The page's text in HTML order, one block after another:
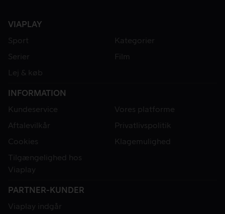
VIAPLAY
Sport
Kategorier
Serier
Film
Lej & køb
INFORMATION
Kundeservice
Vores platforme
Aftalevilkår
Privatlivspolitik
Cookies
Klagemulighed
Tilgængelighed hos
Viaplay
PARTNER-KUNDER
Viaplay indgår